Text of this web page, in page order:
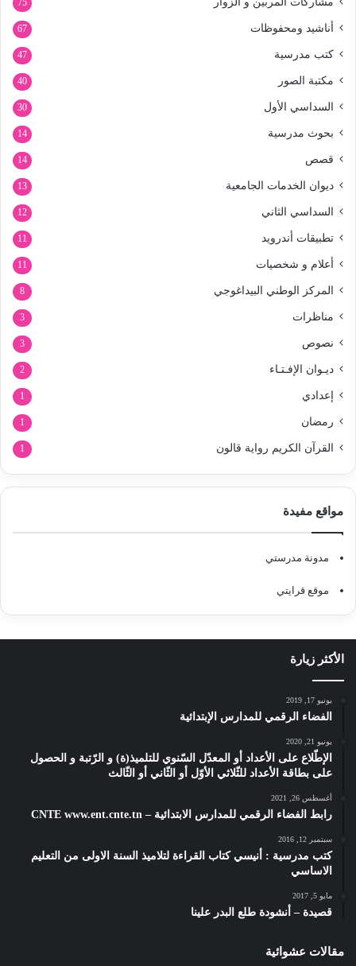
75
أناشيد ومحفوظات 67
كتب مدرسية 47
مكتبة الصور 40
السداسي الأول 30
بحوث مدرسية 14
قصص 14
ديوان الخدمات الجامعية 13
السداسي الثاني 12
تطبيقات أندرويد 11
أعلام و شخصيات 11
المركز الوطني البيداغوجي 8
مناظرات 3
نصوص 3
ديـوان الإفـتـاء 2
إعدادي 1
رمضان 1
القرآن الكريم رواية قالون 1
مواقع مفيدة
مدونة مدرستي
موقع قرايتي
الأكثر زيارة
يونيو 17, 2019
الفضاء الرقمي للمدارس الإبتدائية
يونيو 21, 2020
الإطّلاع على الأعداد أو المعدّل السّنوي للتلميذ(ة) و الرّتبة و الحصول
على بطاقة الأعداد للثّلاثي الأوّل أو الثّاني أو الثّالث
أغسطس 26, 2021
رابط الفضاء الرقمي للمدارس الابتدائية – CNTE www.ent.cnte.tn
سبتمبر 12, 2016
كتب مدرسية : أنيسي كتاب القراءة لتلاميذ السنة الاولى من التعليم
الاساسي
مايو 5, 2017
قصيدة – أنشودة طلع البدر علينا
مقالات عشوائية